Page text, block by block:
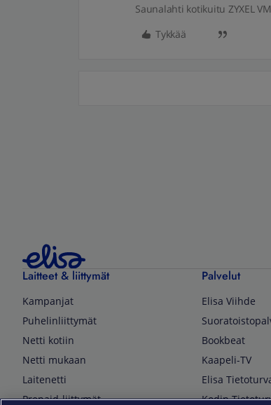
Saunalahti kotikuitu ZYXEL
Tykkää
Laitteet & liittymät
Kampanjat
Puhelinliittymät
Netti kotiin
Netti mukaan
Laitenetti
Prepaid-liittymät
Palvelut
Elisa Viihde
Bookbeat
Kaapeli-TV
Elisa
Kodin